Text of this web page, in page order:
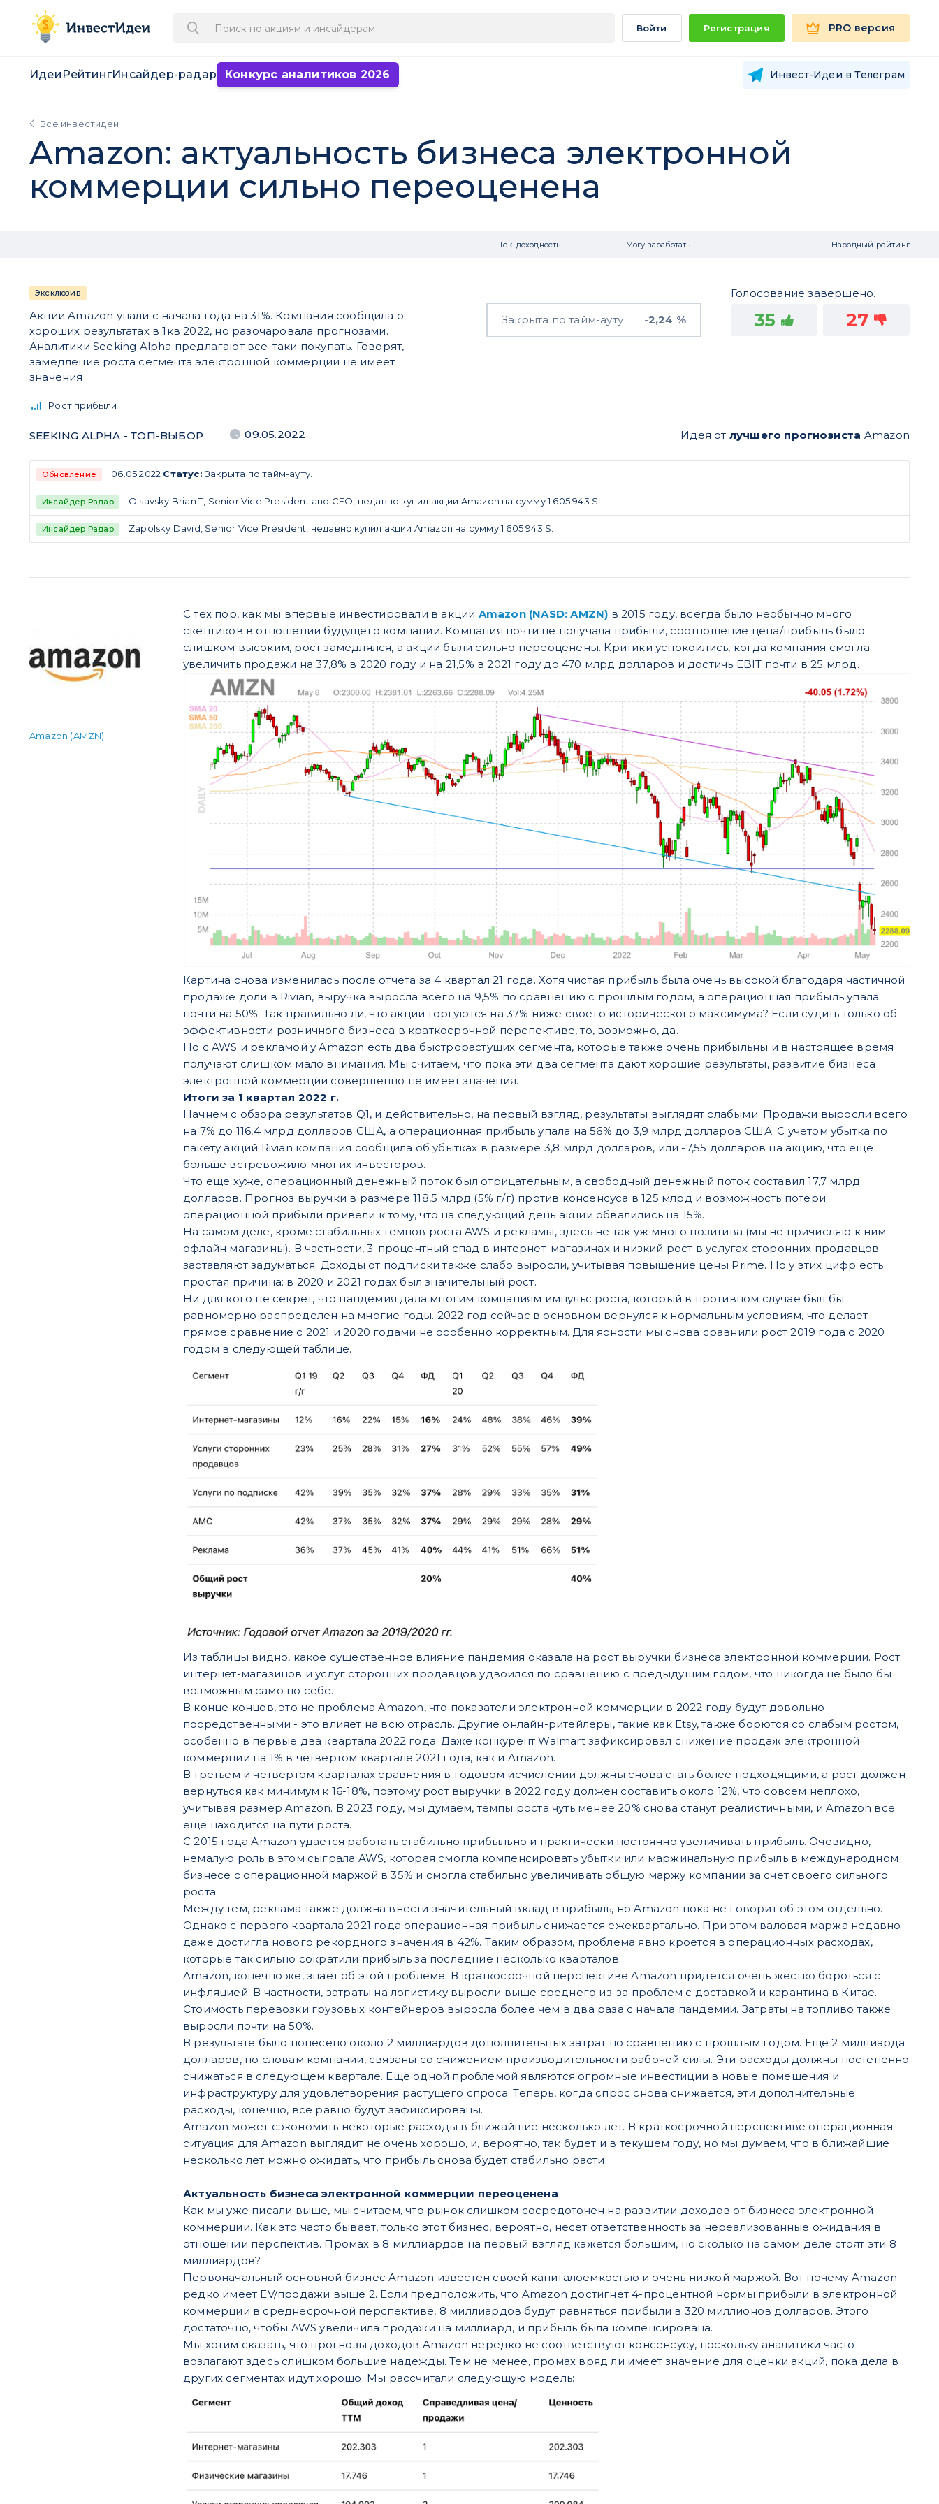
Войти Регистрация PRO версия
Идеи РейтингИнсайдер-радар Конкурс аналитиков 2026 Инвест-Идеи в Телеграм
Все инвестидеи
Amazon: актуальность бизнеса электронной
коммерции сильно переоценена
Тек. доходность Могу заработать Народный рейтинг
Эксклюзив
Акции Amazon упали с начала года на 31%. Компания сообщила о
хороших результатах в 1кв 2022, но разочаровала прогнозами.
Аналитики Seeking Alpha предлагают все-таки покупать. Говорят,
замедление роста сегмента электронной коммерции не имеет
значения
Закрыта по тайм-ауту -2,24 %
Голосование завершено.
35 27
Рост прибыли
SEEKING ALPHA - ТОП-ВЫБОР 09.05.2022 Идея от лучшего прогнозиста Amazon
Обновление 06.05.2022 Статус: Закрыта по тайм-ауту.
Инсайдер Радар Olsavsky Brian T, Senior Vice President and CFO, недавно купил акции Amazon на сумму 1 605 943 $.
Инсайдер Радар Zapolsky David, Senior Vice President, недавно купил акции Amazon на сумму 1 605 943 $.
Amazon (AMZN)
С тех пор, как мы впервые инвестировали в акции Amazon (NASD: AMZN) в 2015 году, всегда было необычно много
скептиков в отношении будущего компании. Компания почти не получала прибыли, соотношение цена/прибыль было
слишком высоким, рост замедлялся, а акции были сильно переоценены. Критики успокоились, когда компания смогла
увеличить продажи на 37,8% в 2020 году и на 21,5% в 2021 году до 470 млрд долларов и достичь EBIT почти в 25 млрд.
Картина снова изменилась после отчета за 4 квартал 21 года. Хотя чистая прибыль была очень высокой благодаря частичной
продаже доли в Rivian, выручка выросла всего на 9,5% по сравнению с прошлым годом, а операционная прибыль упала
почти на 50%. Так правильно ли, что акции торгуются на 37% ниже своего исторического максимума? Если судить только об
эффективности розничного бизнеса в краткосрочной перспективе, то, возможно, да.
Но с AWS и рекламой у Amazon есть два быстрорастущих сегмента, которые также очень прибыльны и в настоящее время
получают слишком мало внимания. Мы считаем, что пока эти два сегмента дают хорошие результаты, развитие бизнеса
электронной коммерции совершенно не имеет значения.
Итоги за 1 квартал 2022 г.
Начнем с обзора результатов Q1, и действительно, на первый взгляд, результаты выглядят слабыми. Продажи выросли всего
на 7% до 116,4 млрд долларов США, а операционная прибыль упала на 56% до 3,9 млрд долларов США. С учетом убытка по
пакету акций Rivian компания сообщила об убытках в размере 3,8 млрд долларов, или -7,55 долларов на акцию, что еще
больше встревожило многих инвесторов.
Что еще хуже, операционный денежный поток был отрицательным, а свободный денежный поток составил 17,7 млрд
долларов. Прогноз выручки в размере 118,5 млрд (5% г/г) против консенсуса в 125 млрд и возможность потери
операционной прибыли привели к тому, что на следующий день акции обвалились на 15%.
На самом деле, кроме стабильных темпов роста AWS и рекламы, здесь не так уж много позитива (мы не причисляю к ним
офлайн магазины). В частности, 3-процентный спад в интернет-магазинах и низкий рост в услугах сторонних продавцов
заставляют задуматься. Доходы от подписки также слабо выросли, учитывая повышение цены Prime. Но у этих цифр есть
простая причина: в 2020 и 2021 годах был значительный рост.
Ни для кого не секрет, что пандемия дала многим компаниям импульс роста, который в противном случае был бы
равномерно распределен на многие годы. 2022 год сейчас в основном вернулся к нормальным условиям, что делает
прямое сравнение с 2021 и 2020 годами не особенно корректным. Для ясности мы снова сравнили рост 2019 года с 2020
годом в следующей таблице.
Из таблицы видно, какое существенное влияние пандемия оказала на рост выручки бизнеса электронной коммерции. Рост
интернет-магазинов и услуг сторонних продавцов удвоился по сравнению с предыдущим годом, что никогда не было бы
возможным само по себе.
В конце концов, это не проблема Amazon, что показатели электронной коммерции в 2022 году будут довольно
посредственными - это влияет на всю отрасль. Другие онлайн-ритейлеры, такие как Etsy, также борются со слабым ростом,
особенно в первые два квартала 2022 года. Даже конкурент Walmart зафиксировал снижение продаж электронной
коммерции на 1% в четвертом квартале 2021 года, как и Amazon.
В третьем и четвертом кварталах сравнения в годовом исчислении должны снова стать более подходящими, а рост должен
вернуться как минимум к 16-18%, поэтому рост выручки в 2022 году должен составить около 12%, что совсем неплохо,
учитывая размер Amazon. В 2023 году, мы думаем, темпы роста чуть менее 20% снова станут реалистичными, и Amazon все
еще находится на пути роста.
С 2015 года Amazon удается работать стабильно прибыльно и практически постоянно увеличивать прибыль. Очевидно,
немалую роль в этом сыграла AWS, которая смогла компенсировать убытки или маржинальную прибыль в международном
бизнесе с операционной маржой в 35% и смогла стабильно увеличивать общую маржу компании за счет своего сильного
роста.
Между тем, реклама также должна внести значительный вклад в прибыль, но Amazon пока не говорит об этом отдельно.
Однако с первого квартала 2021 года операционная прибыль снижается ежеквартально. При этом валовая маржа недавно
даже достигла нового рекордного значения в 42%. Таким образом, проблема явно кроется в операционных расходах,
которые так сильно сократили прибыль за последние несколько кварталов.
Amazon, конечно же, знает об этой проблеме. В краткосрочной перспективе Amazon придется очень жестко бороться с
инфляцией. В частности, затраты на логистику выросли выше среднего из-за проблем с доставкой и карантина в Китае.
Стоимость перевозки грузовых контейнеров выросла более чем в два раза с начала пандемии. Затраты на топливо также
выросли почти на 50%.
В результате было понесено около 2 миллиардов дополнительных затрат по сравнению с прошлым годом. Еще 2 миллиарда
долларов, по словам компании, связаны со снижением производительности рабочей силы. Эти расходы должны постепенно
снижаться в следующем квартале. Еще одной проблемой являются огромные инвестиции в новые помещения и
инфраструктуру для удовлетворения растущего спроса. Теперь, когда спрос снова снижается, эти дополнительные
расходы, конечно, все равно будут зафиксированы.
Amazon может сэкономить некоторые расходы в ближайшие несколько лет. В краткосрочной перспективе операционная
ситуация для Amazon выглядит не очень хорошо, и, вероятно, так будет и в текущем году, но мы думаем, что в ближайшие
несколько лет можно ожидать, что прибыль снова будет стабильно расти.
Актуальность бизнеса электронной коммерции переоценена
Как мы уже писали выше, мы считаем, что рынок слишком сосредоточен на развитии доходов от бизнеса электронной
коммерции. Как это часто бывает, только этот бизнес, вероятно, несет ответственность за нереализованные ожидания в
отношении перспектив. Промах в 8 миллиардов на первый взгляд кажется большим, но сколько на самом деле стоят эти 8
миллиардов?
Первоначальный основной бизнес Amazon известен своей капиталоемкостью и очень низкой маржой. Вот почему Amazon
редко имеет EV/продажи выше 2. Если предположить, что Amazon достигнет 4-процентной нормы прибыли в электронной
коммерции в среднесрочной перспективе, 8 миллиардов будут равняться прибыли в 320 миллионов долларов. Этого
достаточно, чтобы AWS увеличила продажи на миллиард, и прибыль была компенсирована.
Мы хотим сказать, что прогнозы доходов Amazon нередко не соответствуют консенсусу, поскольку аналитики часто
возлагают здесь слишком большие надежды. Тем не менее, промах вряд ли имеет значение для оценки акций, пока дела в
других сегментах идут хорошо. Мы рассчитали следующую модель: